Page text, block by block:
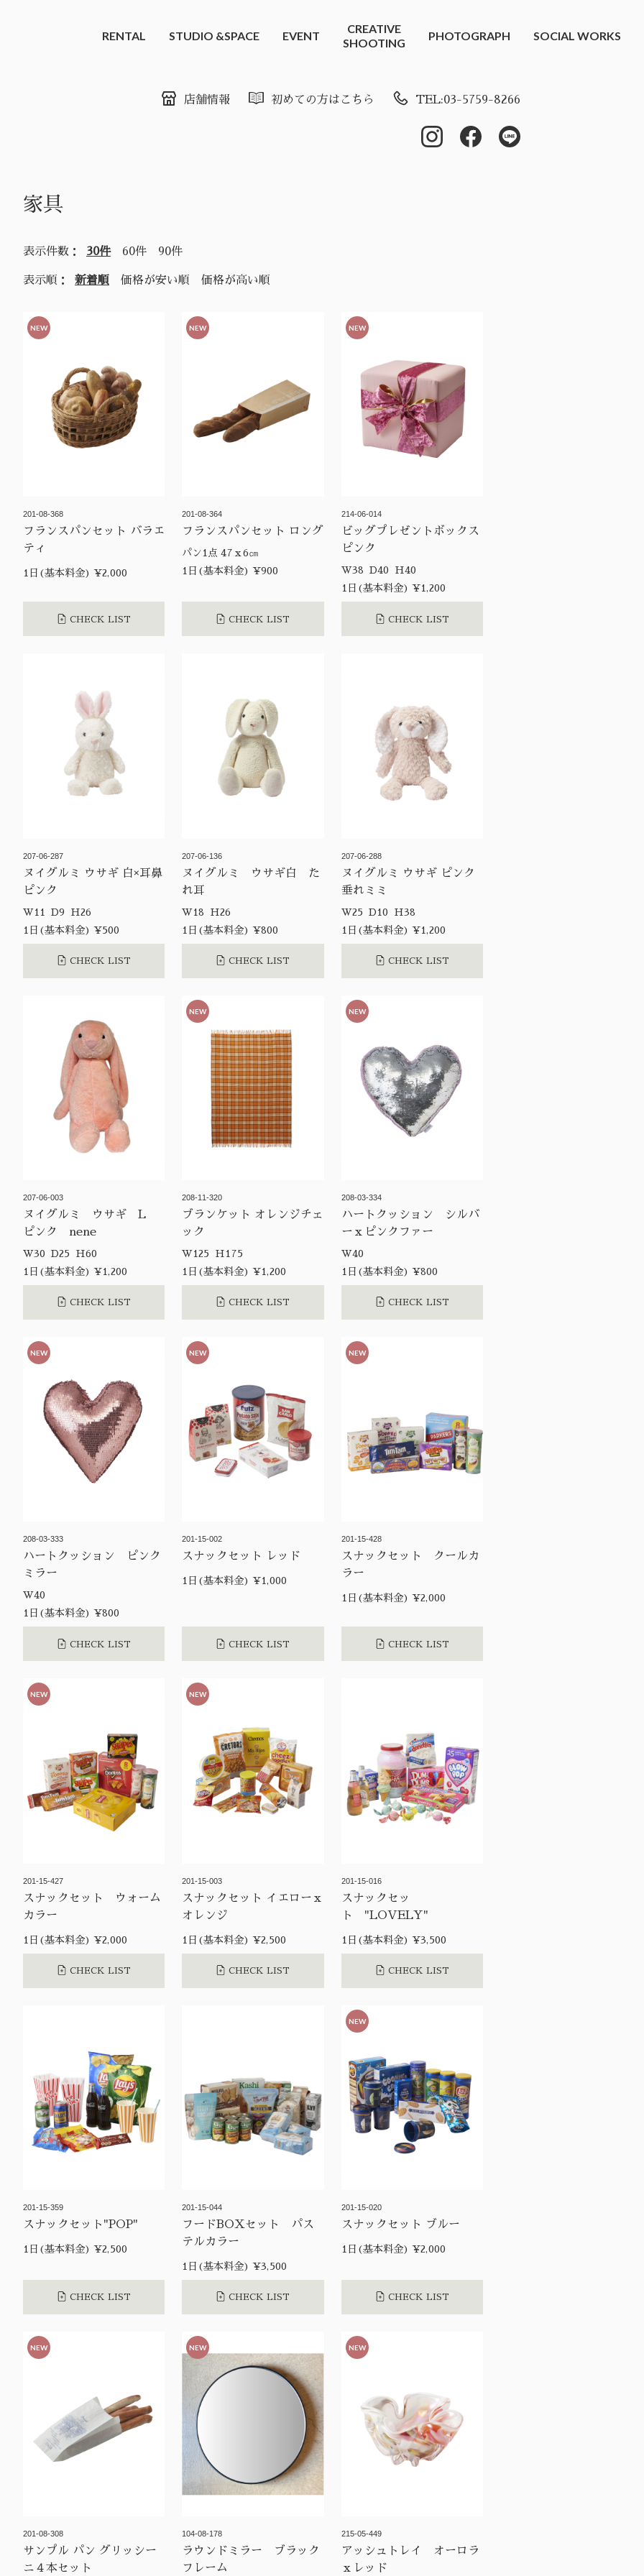
RENTAL STUDIO &SPACE EVENT
CREATIVE
SHOOTING
PHOTOGRAPH SOCIAL WORKS
店舗情報 初めての方はこちら TEL:03-5759-8266
家具
表示件数： 30件 60件 90件
表示順： 新着順 価格が安い順 価格が高い順
NEW
201-08-368
フランスパンセット バラエ
ティ
1日(基本料金) ¥2,000
CHECK LIST
NEW
201-08-364
フランスパンセット ロング
パン1点 47ｘ6㎝
1日(基本料金) ¥900
CHECK LIST
NEW
214-06-014
ビッグプレゼントボックス
ピンク
W38 D40 H40
1日(基本料金) ¥1,200
CHECK LIST
207-06-287
ヌイグルミ ウサギ 白×耳鼻
ピンク
W11 D9 H26
1日(基本料金) ¥500
CHECK LIST
207-06-136
ヌイグルミ ウサギ白 た
れ耳
W18 H26
1日(基本料金) ¥800
CHECK LIST
207-06-288
ヌイグルミ ウサギ ピンク
垂れミミ
W25 D10 H38
1日(基本料金) ¥1,200
CHECK LIST
207-06-003
ヌイグルミ ウサギ L
ピンク nene
W30 D25 H60
1日(基本料金) ¥1,200
CHECK LIST
NEW
208-11-320
ブランケット オレンジチェ
ック
W125 H175
1日(基本料金) ¥1,200
CHECK LIST
NEW
208-03-334
ハートクッション シルバ
ーｘピンクファー
W40
1日(基本料金) ¥800
CHECK LIST
NEW
208-03-333
ハートクッション ピンク
ミラー
W40
1日(基本料金) ¥800
CHECK LIST
NEW
201-15-002
スナックセット レッド
1日(基本料金) ¥1,000
CHECK LIST
NEW
201-15-428
スナックセット クールカ
ラー
1日(基本料金) ¥2,000
CHECK LIST
NEW
201-15-427
スナックセット ウォーム
カラー
1日(基本料金) ¥2,000
CHECK LIST
NEW
201-15-003
スナックセット イエローｘ
オレンジ
1日(基本料金) ¥2,500
CHECK LIST
201-15-016
スナックセッ
ト "LOVELY"
1日(基本料金) ¥3,500
CHECK LIST
201-15-359
スナックセット"POP"
1日(基本料金) ¥2,500
CHECK LIST
201-15-044
フードBOXセット パス
テルカラー
1日(基本料金) ¥3,500
CHECK LIST
NEW
201-15-020
スナックセット ブルー
1日(基本料金) ¥2,000
CHECK LIST
NEW
201-08-308
サンプル パン グリッシー
ニ４本セット
NEW
104-08-178
ラウンドミラー ブラック
フレーム
NEW
215-05-449
アッシュトレイ オーロラ
ｘレッド